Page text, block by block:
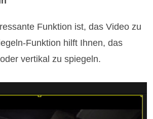
Funktion ist, das Video zu
Funktion hilft Ihnen, das
vertikal zu spiegeln.